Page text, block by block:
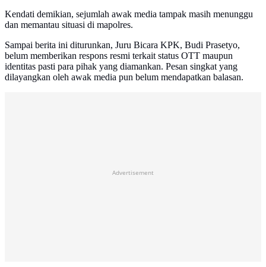
Kendati demikian, sejumlah awak media tampak masih menunggu
dan memantau situasi di mapolres.
Sampai berita ini diturunkan, Juru Bicara KPK, Budi Prasetyo,
belum memberikan respons resmi terkait status OTT maupun
identitas pasti para pihak yang diamankan. Pesan singkat yang
dilayangkan oleh awak media pun belum mendapatkan balasan.
Advertisement